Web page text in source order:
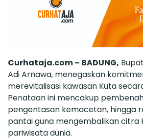
Curhataja.com – BADUNG,
Adi Arnawa, menegaskan
merevitalisasi kawasan Kuta
Penataan ini mencakup
pengentasan kemacetan, hingga
pantai guna mengembalikan citra
pariwisata dunia.